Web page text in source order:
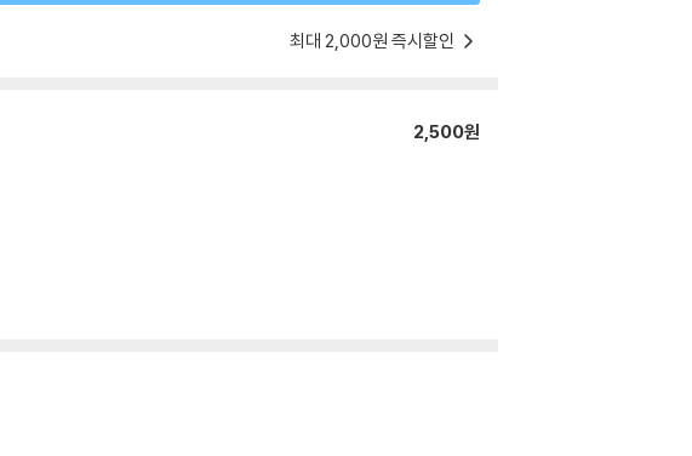
최대 2,000원 즉시할인
2,500원